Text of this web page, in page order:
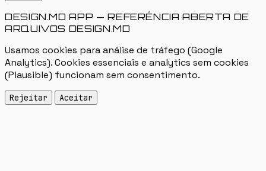
DESIGN.MD APP — REFERÊNCIA ABERTA DE
ARQUIVOS DESIGN.MD
Usamos cookies para análise de tráfego (Google
Analytics). Cookies essenciais e analytics sem cookies
(Plausible) funcionam sem consentimento.
Rejeitar Aceitar